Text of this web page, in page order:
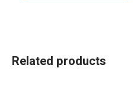
Related products